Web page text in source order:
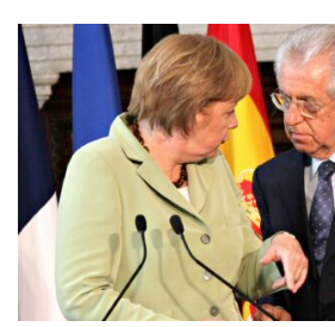
credibile programma di riforme. Le
governo e le possibilità che l'Italia…